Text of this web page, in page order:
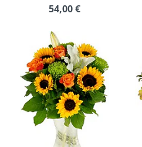
54,00€